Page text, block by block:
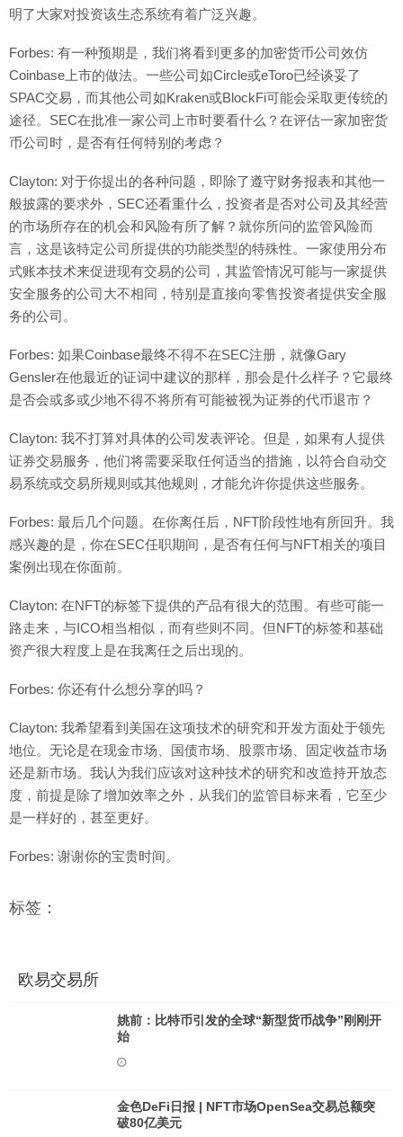
明了大家对投资该生态系统有着广泛兴趣。
Forbes: 有一种预期是，我们将看到更多的加密货币公司效仿
Coinbase上市的做法。一些公司如Circle或eToro已经谈妥了
SPAC交易，而其他公司如Kraken或BlockFi可能会采取更传统的
途径。SEC在批准一家公司上市时要看什么？在评估一家加密货
币公司时，是否有任何特别的考虑？
Clayton: 对于你提出的各种问题，即除了遵守财务报表和其他一
般披露的要求外，SEC还看重什么，投资者是否对公司及其经营
的市场所存在的机会和风险有所了解？就你所问的监管风险而
言，这是该特定公司所提供的功能类型的特殊性。一家使用分布
式账本技术来促进现有交易的公司，其监管情况可能与一家提供
安全服务的公司大不相同，特别是直接向零售投资者提供安全服
务的公司。
Forbes: 如果Coinbase最终不得不在SEC注册，就像Gary
Gensler在他最近的证词中建议的那样，那会是什么样子？它最终
是否会或多或少地不得不将所有可能被视为证券的代币退市？
Clayton: 我不打算对具体的公司发表评论。但是，如果有人提供
证券交易服务，他们将需要采取任何适当的措施，以符合自动交
易系统或交易所规则或其他规则，才能允许你提供这些服务。
Forbes: 最后几个问题。在你离任后，NFT阶段性地有所回升。我
感兴趣的是，你在SEC任职期间，是否有任何与NFT相关的项目
案例出现在你面前。
Clayton: 在NFT的标签下提供的产品有很大的范围。有些可能一
路走来，与ICO相当相似，而有些则不同。但NFT的标签和基础
资产很大程度上是在我离任之后出现的。
Forbes: 你还有什么想分享的吗？
Clayton: 我希望看到美国在这项技术的研究和开发方面处于领先
地位。无论是在现金市场、国债市场、股票市场、固定收益市场
还是新市场。我认为我们应该对这种技术的研究和改造持开放态
度，前提是除了增加效率之外，从我们的监管目标来看，它至少
是一样好的，甚至更好。
Forbes: 谢谢你的宝贵时间。
标签：
欧易交易所
姚前：比特币引发的全球“新型货币战争”刚刚开
始
金色DeFi日报 | NFT市场OpenSea交易总额突
破80亿美元